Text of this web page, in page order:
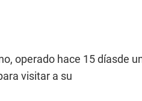
operado hace 15 díasde
visitar a su